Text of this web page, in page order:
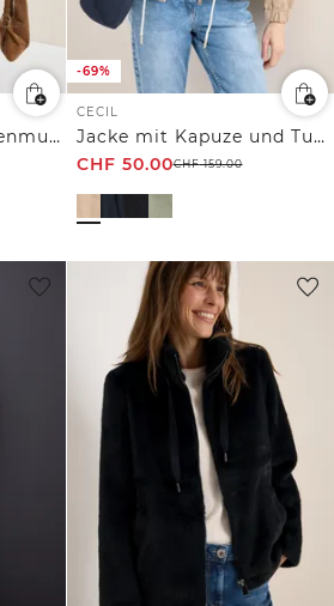
Overshirt mit Streifenmuster
-69%
CECIL
Jacke mit Kapuze und Tunnelzug
CHF 50.00CHF159.00